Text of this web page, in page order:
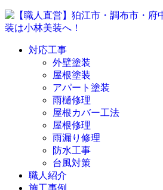
対応工事
外壁塗装
屋根塗装
アパート塗装
雨樋修理
屋根カバー工法
屋根修理
雨漏り修理
防水工事
台風対策
職人紹介
施工事例